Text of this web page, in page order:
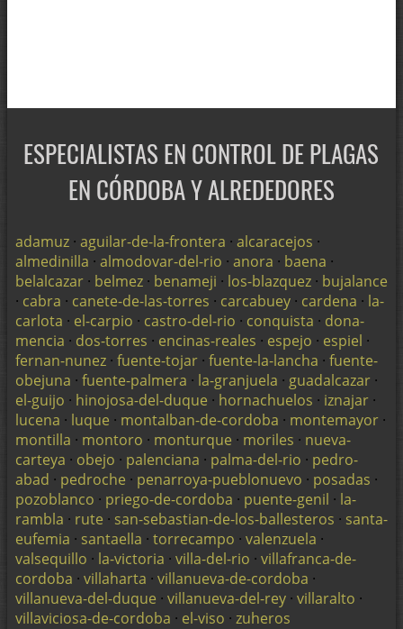
ESPECIALISTAS EN CONTROL DE PLAGAS
EN CÓRDOBA Y ALREDEDORES
adamuz· aguilar-de-la-frontera · alcaracejos ·
almedinilla · almodovar-del-rio · anora · baena ·
belalcazar· belmez· benameji · los-blazquez· bujalance
· cabra · canete-de-las-torres · carcabuey· cardena · la-
carlota · el-carpio · castro-del-rio · conquista · dona-
mencia · dos-torres · encinas-reales · espejo · espiel ·
fernan-nunez· fuente-tojar· fuente-la-lancha · fuente-
obejuna · fuente-palmera · la-granjuela · guadalcazar·
el-guijo · hinojosa-del-duque · hornachuelos · iznajar·
lucena · luque · montalban-de-cordoba · montemayor·
montilla · montoro · monturque · moriles · nueva-
carteya · obejo · palenciana · palma-del-rio · pedro-
abad · pedroche · penarroya-pueblonuevo · posadas ·
pozoblanco · priego-de-cordoba · puente-genil · la-
rambla · rute · san-sebastian-de-los-ballesteros · santa-
eufemia · santaella · torrecampo · valenzuela ·
valsequillo · la-victoria · villa-del-rio · villafranca-de-
cordoba · villaharta · villanueva-de-cordoba ·
villanueva-del-duque · villanueva-del-rey· villaralto ·
villaviciosa-de-cordoba · el-viso · zuheros